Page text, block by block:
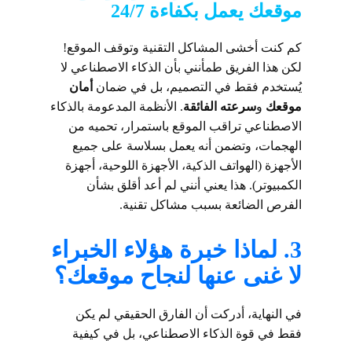
موقعك يعمل بكفاءة 24/7
كم كنت أخشى المشاكل التقنية وتوقف الموقع!
لكن هذا الفريق طمأنني بأن الذكاء الاصطناعي لا
يُستخدم فقط في التصميم، بل في ضمان أمان
موقعك وسرعته الفائقة. الأنظمة المدعومة بالذكاء
الاصطناعي تراقب الموقع باستمرار، تحميه من
الهجمات، وتضمن أنه يعمل بسلاسة على جميع
الأجهزة (الهواتف الذكية، الأجهزة اللوحية، أجهزة
الكمبيوتر). هذا يعني أنني لم أعد أقلق بشأن
الفرص الضائعة بسبب مشاكل تقنية.
3. لماذا خبرة هؤلاء الخبراء
لا غنى عنها لنجاح موقعك؟
في النهاية، أدركت أن الفارق الحقيقي لم يكن
فقط في قوة الذكاء الاصطناعي، بل في كيفية